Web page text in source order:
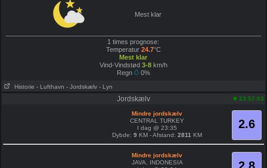
Mest klar
1 times prognose:
Temperatur 24.7°C
Mest klar
Vind-Vindstød 3-8km/h
Regn
0%
Historie - Lufthavn - Jordskælv - Lyn
Jordskælv 23:57:03
2.6
Mindre jordskælv
CENTRAL TURKEY
I dag @ 23:35
Dybde:9 KM - Afstand:2811 KM
Mindre jordskælv
JAVA, INDONESIA